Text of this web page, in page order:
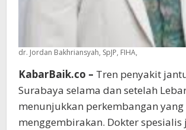
dr. Jordan Bakhriansyah, SpJP, FIHA,
KabarBaik.co – Tren penyakit
Surabaya selama dan setelah
menunjukkan perkembangan
menggembirakan. Dokter